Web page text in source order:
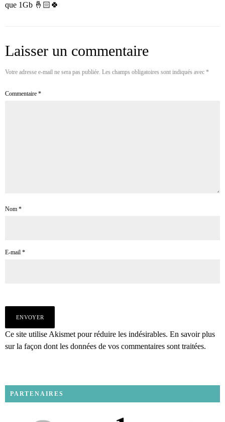
que 1Gb 🤞🏻🍀
Laisser un commentaire
Votre adresse e-mail ne sera pas publiée. Les champs obligatoires sont indiqués avec *
Commentaire *
Nom *
E-mail *
Ce site utilise Akismet pour réduire les indésirables. En savoir plus
sur la façon dont les données de vos commentaires sont traitées.
PARTENAIRES